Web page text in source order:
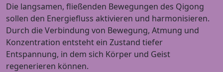
Die langsamen, fließenden Bewegungen des Qigong
sollen den Energiefluss aktivieren und harmonisieren.
Durch die Verbindung von Bewegung, Atmung und
Konzentration entsteht ein Zustand tiefer
Entspannung, in dem sich Körper und Geist
regenerieren können.